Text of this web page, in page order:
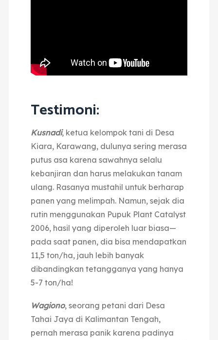
Testimoni:
Kusnadi, ketua kelompok tani di Desa
Kiara, Karawang, dulunya sering merasa
putus asa karena sawahnya selalu
kebanjiran dan harus melakukan tanam
ulang. Rasanya mustahil untuk berharap
panen yang melimpah. Namun, sejak dia
rutin menggunakan Pupuk Plant Catalyst
2006, hasil yang diperoleh luar biasa—
pada saat panen, dia bisa mendapatkan
11,5 ton/ha, jauh lebih banyak
dibandingkan tetangganya yang hanya
5-7 ton/ha!
Wagiono, seorang petani dari Desa
Tahai Jaya di Kalimantan Tengah,
pernah merasa panik karena padinya